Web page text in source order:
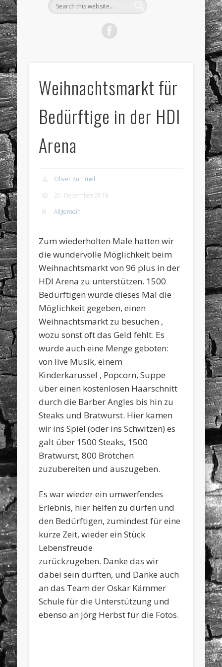
Weihnachtsmarkt für
Bedürftige in der HDI
Arena
Oliver Kümmel
20. Dezember 2018
Allgemein
Zum wiederholten Male hatten wir
die wundervolle Möglichkeit beim
Weihnachtsmarkt von 96 plus in der
HDI Arena zu unterstützen. 1500
Bedürftigen wurde dieses Mal die
Möglichkeit gegeben, einen
Weihnachtsmarkt zu besuchen ,
wozu sonst oft das Geld fehlt. Es
wurde auch eine Menge geboten:
von live Musik, einem
Kinderkarussel , Popcorn, Suppe
über einen kostenlosen Haarschnitt
durch die Barber Angles bis hin zu
Steaks und Bratwurst. Hier kamen
wir ins Spiel (oder ins Schwitzen) es
galt über 1500 Steaks, 1500
Bratwurst, 800 Brötchen
zuzubereiten und auszugeben.
Es war wieder ein umwerfendes
Erlebnis, hier helfen zu dürfen und
den Bedürftigen, zumindest für eine
kurze Zeit, wieder ein Stück
Lebensfreude
zurückzugeben. Danke das wir
dabei sein durften, und Danke auch
an das Team der Oskar Kämmer
Schule für die Unterstützung und
ebenso an Jörg Herbst für die Fotos.